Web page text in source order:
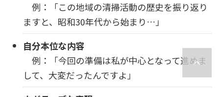
例：「この地域の清掃活動の歴史を振り返り
ますと、昭和30年代から始まり…」
自分本位な内容
例：「今回の準備は私が中心となって進めま
して、大変だったんですよ」